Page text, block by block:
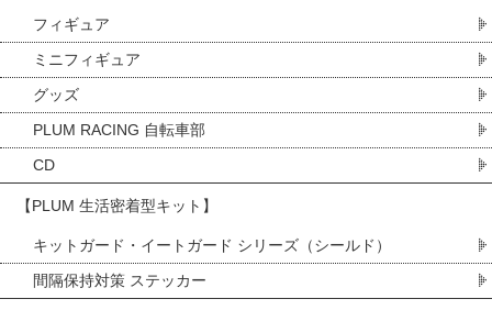
フィギュア
ミニフィギュア
グッズ
PLUM RACING 自転車部
CD
【PLUM 生活密着型キット】
キットガード・イートガード シリーズ（シールド）
間隔保持対策 ステッカー